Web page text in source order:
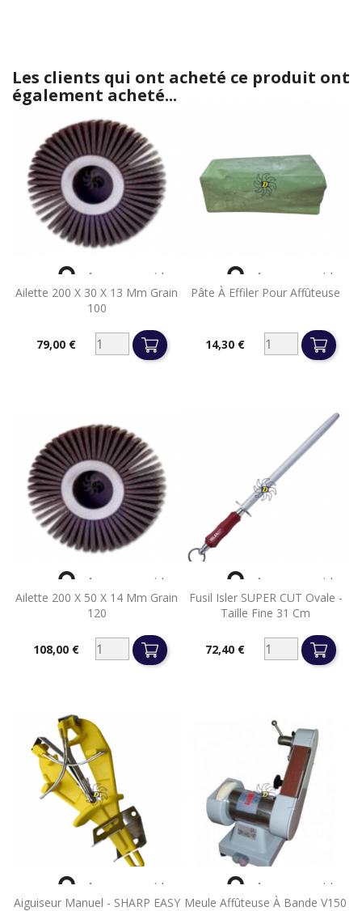
Les clients qui ont acheté ce produit ont
également acheté...
Ailette 200 X 30 X 13 Mm Grain
100
79,00 €
 Aperçu rapide
Pâte À Effiler Pour Affûteuse
14,30 €
 Aperçu rapide
Ailette 200 X 50 X 14 Mm Grain
120
Prix108,00 €
 Aperçu rapide
Fusil Isler SUPER CUT Ovale -
Taille Fine 31 Cm
72,40 €
 Aperçu rapide
Aiguiseur Manuel - SHARP EASY
 Aperçu rapide
Meule Affûteuse À Bande V150
 Aperçu rapide